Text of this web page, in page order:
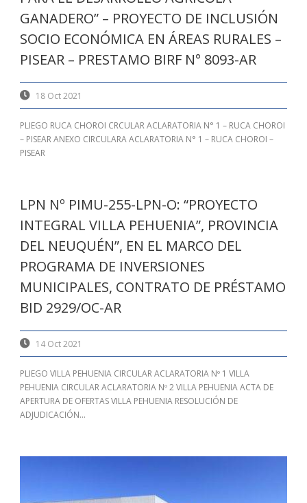
GANADERO” – PROYECTO DE INCLUSIÓN
SOCIO ECONÓMICA EN ÁREAS RURALES –
PISEAR – PRESTAMO BIRF N° 8093-AR
18 Oct 2021
PLIEGO RUCA CHOROI CRCULAR ACLARATORIA N° 1 – RUCA CHOROI
– PISEAR ANEXO CIRCULARA ACLARATORIA N° 1 – RUCA CHOROI –
PISEAR
LPN Nº PIMU-255-LPN-O: “PROYECTO
INTEGRAL VILLA PEHUENIA”, PROVINCIA
DEL NEUQUÉN”, EN EL MARCO DEL
PROGRAMA DE INVERSIONES
MUNICIPALES, CONTRATO DE PRÉSTAMO
BID 2929/OC-AR
14 Oct 2021
PLIEGO VILLA PEHUENIA CIRCULAR ACLARATORIA Nº 1 VILLA
PEHUENIA CIRCULAR ACLARATORIA Nº 2 VILLA PEHUENIA ACTA DE
APERTURA DE OFERTAS VILLA PEHUENIA RESOLUCIÓN DE
ADJUDICACIÓN...